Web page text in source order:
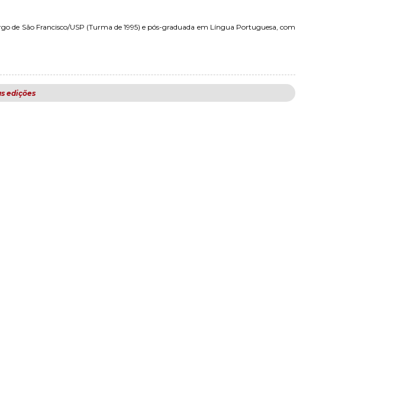
de São Francisco/USP (Turma de 1995) e pós-graduada em Língua Portuguesa, com
edições